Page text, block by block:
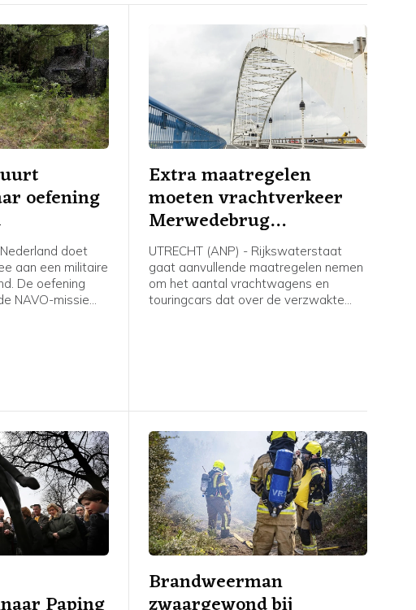
oefening
doet
aan een militaire
De oefening
NAVO-missie
Extra maatregelen
moeten vrachtverkeer
Merwedebrug
terugdringen
UTRECHT (ANP) - Rijkswaterstaat
gaat aanvullende maatregelen nemen
om het aantal vrachtwagens en
touringcars dat over de verzwakte
Brandweerman